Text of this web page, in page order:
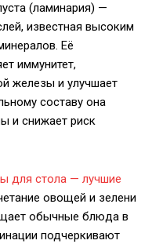
(ламинария) —
известная высоким
Её
иммунитет,
железы и улучшает
составу она
и снижает риск
для стола — лучшие
овощей и зелени
обычные блюда в
подчеркивают